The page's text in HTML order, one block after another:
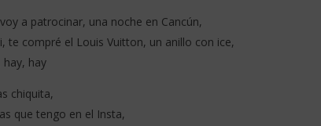
a patrocinar, una noche en Cancún,
te compré el Louis Vuitton, un anillo con ice,
hay
chiquita,
que tengo en el Insta,